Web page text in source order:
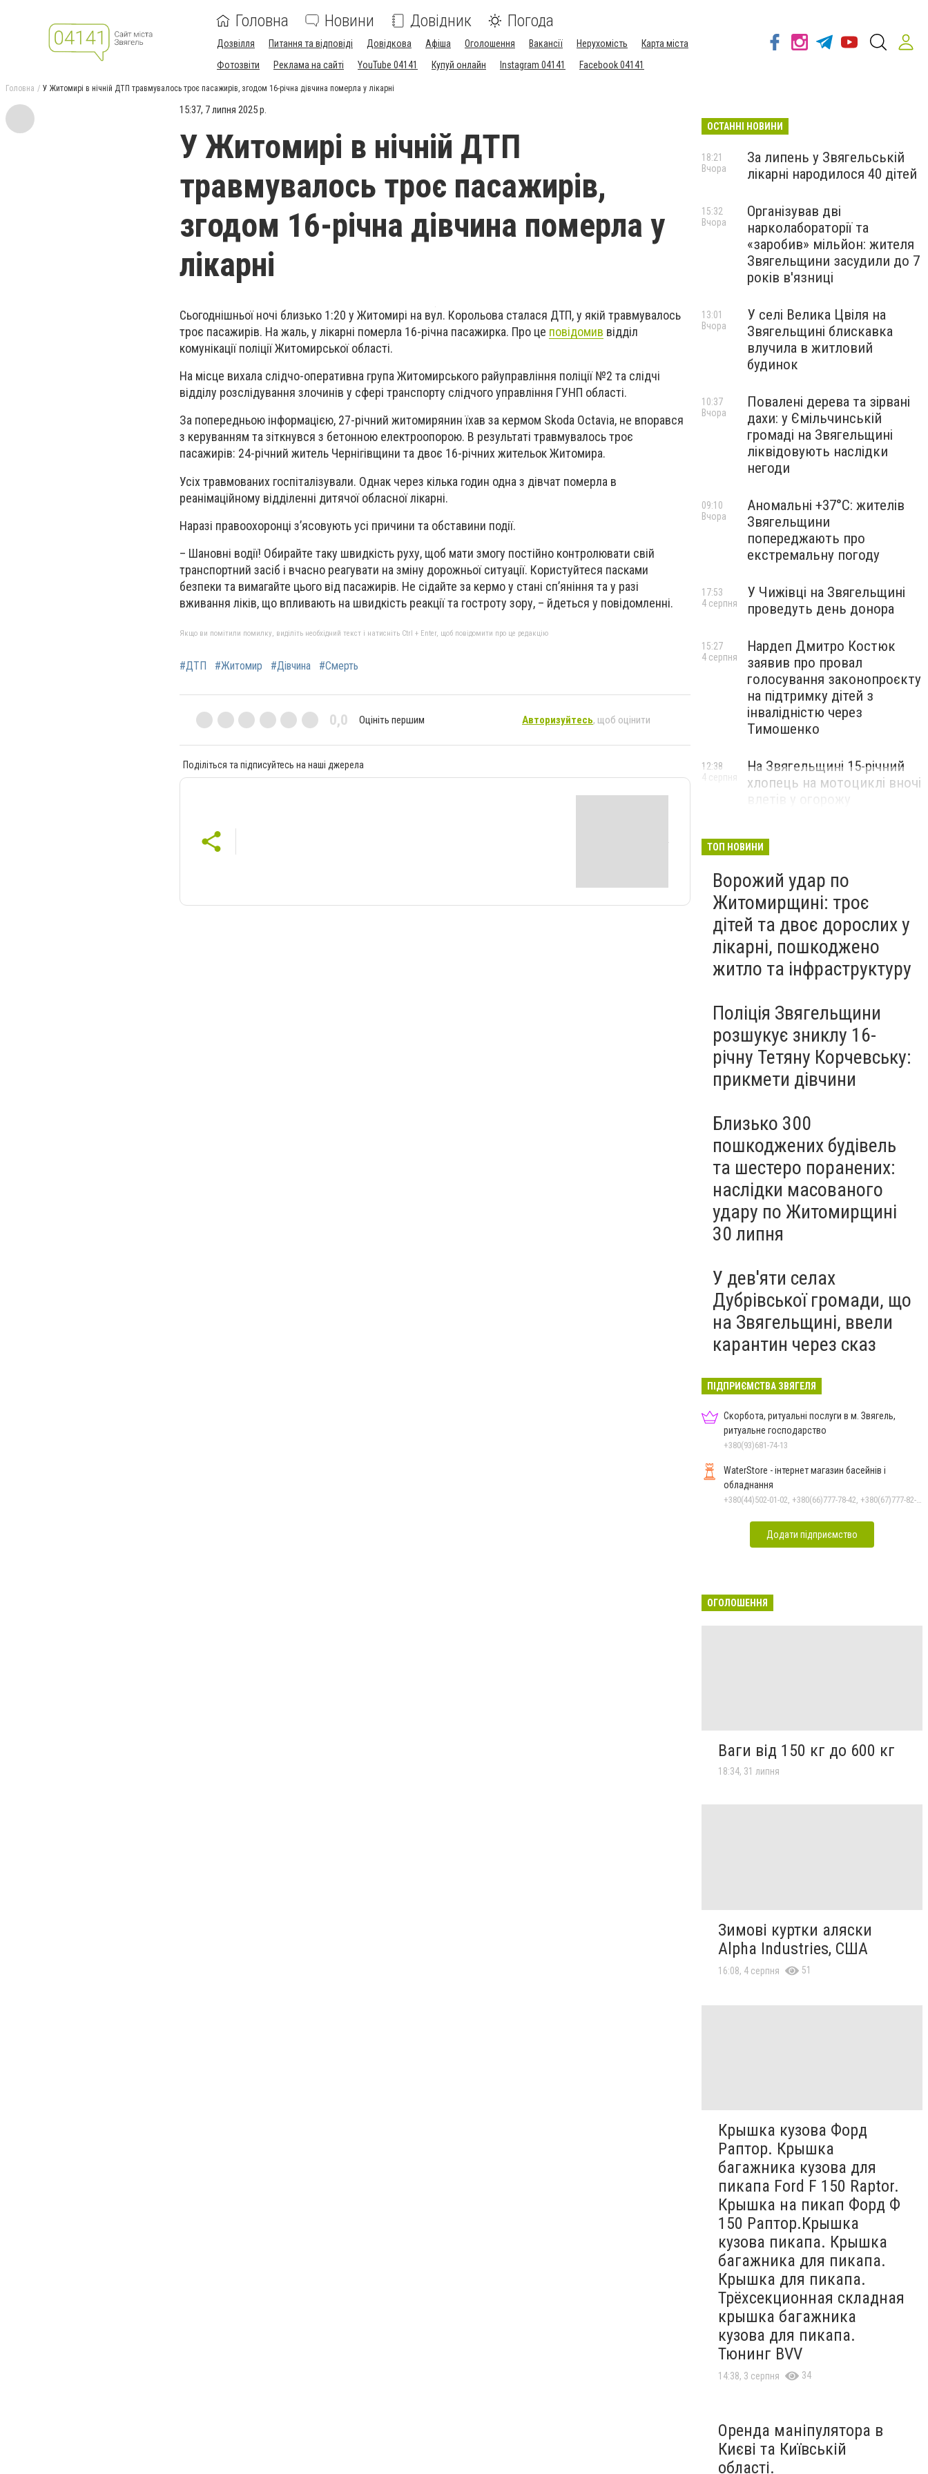
Головна Новини Довідник Погода
Дозвілля Питання та відповіді Довідкова Афіша Оголошення Вакансії Нерухомість
Карта міста
Фотозвіти
Реклама на сайті YouTube 04141 Купуй онлайн Instagram 04141 Facebook 04141
Головна У Житомирі в нічній ДТП травмувалось троє пасажирів, згодом 16-річна дівчина померла у лікарні
15:37, 7 липня 2025 р.
У Житомирі в нічній ДТП
травмувалось троє пасажирів,
згодом 16-річна дівчина померла у
лікарні
Сьогоднішньої ночі близько 1:20 у Житомирі на вул. Корольова сталася ДТП, у якій травмувалось
троє пасажирів. На жаль, у лікарні померла 16-річна пасажирка. Про це повідомив відділ
комунікації поліції Житомирської області.
На місце вихала слідчо-оперативна група Житомирського райуправління поліції №2 та слідчі
відділу розслідування злочинів у сфері транспорту слідчого управління ГУНП області.
За попередньою інформацією, 27-річний житомирянин їхав за кермом Skoda Octavia, не впорався
з керуванням та зіткнувся з бетонною електроопорою. В результаті травмувалось троє
пасажирів: 24-річний житель Чернігівщини та двоє 16-річних жительок Житомира.
Усіх травмованих госпіталізували. Однак через кілька годин одна з дівчат померла в
реанімаційному відділенні дитячої обласної лікарні.
Наразі правоохоронці з’ясовують усі причини та обставини події.
– Шановні водії! Обирайте таку швидкість руху, щоб мати змогу постійно контролювати свій
транспортний засіб і вчасно реагувати на зміну дорожньої ситуації. Користуйтеся пасками
безпеки та вимагайте цього від пасажирів. Не сідайте за кермо у стані сп’яніння та у разі
вживання ліків, що впливають на швидкість реакції та гостроту зору, – йдеться у повідомленні.
Якщо ви помітили помилку, виділіть необхідний текст і натисніть Ctrl + Enter, щоб повідомити про це редакцію
#ДТП #Житомир #Дівчина #Смерть
0,0 Оцініть першим Авторизуйтесь, щоб оцінити
Поділіться та підписуйтесь на наші джерела
ОСТАННІ НОВИНИ
За липень у Звягельській
лікарні народилося 40 дітей
18:21
Вчора
Організував дві
нарколабораторії та
«заробив» мільйон: жителя
Звягельщини засудили до 7
років в'язниці
15:32
Вчора
У селі Велика Цвіля на
Звягельщині блискавка
влучила в житловий
будинок
13:01
Вчора
Повалені дерева та зірвані
дахи: у Ємільчинській
громаді на Звягельщині
ліквідовують наслідки
негоди
10:37
Вчора
Аномальні +37°C: жителів
Звягельщини
попереджають про
екстремальну погоду
09:10
Вчора
У Чижівці на Звягельщині
проведуть день донора
17:53
4 серпня
Нардеп Дмитро Костюк
заявив про провал
голосування законопроєкту
на підтримку дітей з
інвалідністю через
Тимошенко
15:27
4 серпня
На Звягельщині 15-річний
хлопець на мотоциклі вночі
12:38
4 серпня
ТОП НОВИНИ
Ворожий удар по
Житомирщині: троє
дітей та двоє дорослих у
лікарні, пошкоджено
житло та інфраструктуру
Поліція Звягельщини
розшукує зниклу 16-
річну Тетяну Корчевську:
прикмети дівчини
Близько 300
пошкоджених будівель
та шестеро поранених:
наслідки масованого
удару по Житомирщині
30 липня
У дев'яти селах
Дубрівської громади, що
на Звягельщині, ввели
карантин через сказ
ПІДПРИЄМСТВА ЗВЯГЕЛЯ
Скорбота, ритуальні послуги в м. Звягель,
ритуальне господарство
+380(93)681-74-13
WaterStore - інтернет магазин басейнів і
обладнання
+380(44)502-01-02, +380(66)777-78-42, +380(67)777-82-19, +380(67)890-80-80, +380(73)890-80-80, +380(44)502-01-03
Додати підприємство
ОГОЛОШЕННЯ
Ваги від 150 кг до 600 кг
18:34, 31 липня
Зимові куртки аляски
Alpha Industries, США
16:08, 4 серпня 51
Крышка кузова Форд
Раптор. Крышка
багажника кузова для
пикапа Ford F 150 Raptor.
Крышка на пикап Форд Ф
150 Раптор.Крышка
кузова пикапа. Крышка
багажника для пикапа.
Крышка для пикапа.
Трёхсекционная складная
крышка багажника
кузова для пикапа.
Тюнинг BVV
14:38, 3 серпня 34
Оренда маніпулятора в
Києві та Київській
області.